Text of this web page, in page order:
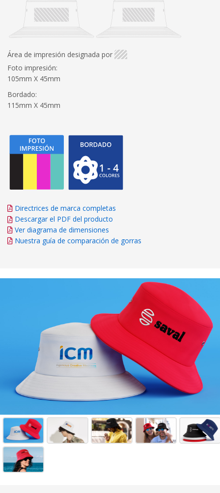
Área de impresión designada por
Foto impresión:
105mm X 45mm
Bordado:
115mm X 45mm
Directrices de marca completas
Descargar el PDF del producto
Ver diagrama de dimensiones
Nuestra guía de comparación de gorras